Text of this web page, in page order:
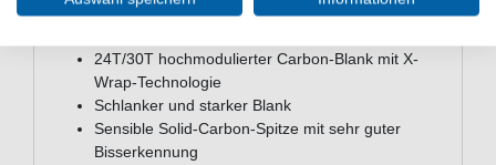
Transportlänge: 157cm
24T/30T hochmodulierter Carbon-Blank mit X-
Wrap-Technologie
Schlanker und starker Blank
Sensible Solid-Carbon-Spitze mit sehr guter
Bisserkennung